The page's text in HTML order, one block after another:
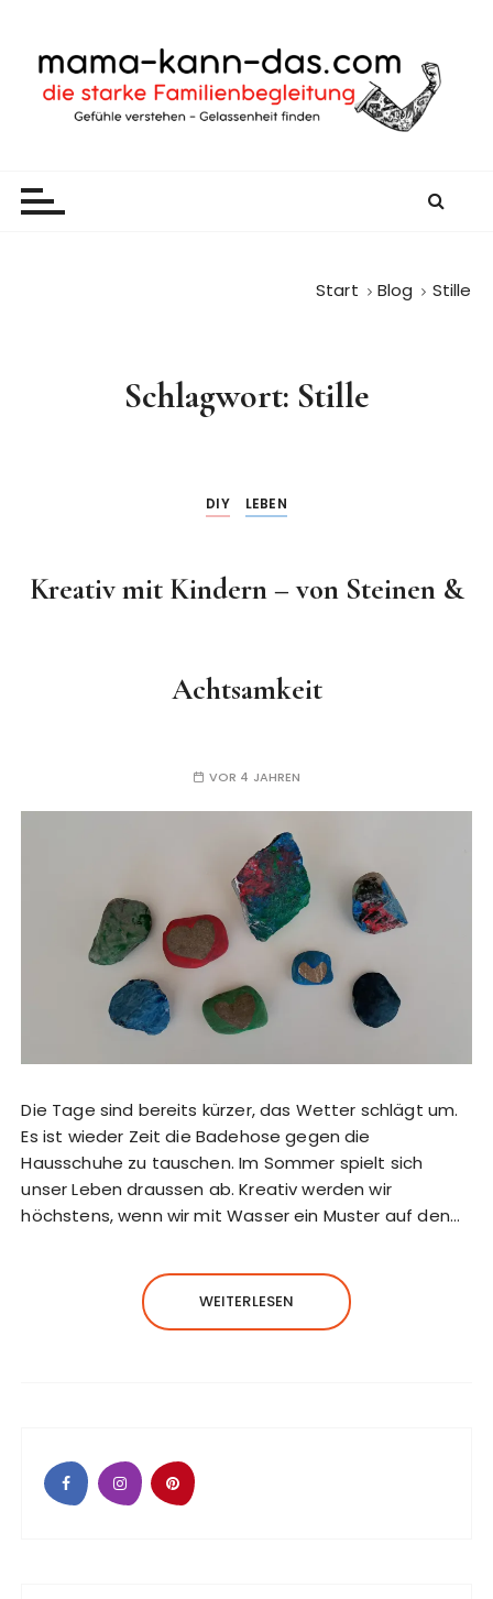
Start Blog Stille
Schlagwort: Stille
DIY LEBEN
Kreativ mit Kindern – von Steinen &
Achtsamkeit
VOR 4 JAHREN
Die Tage sind bereits kürzer, das Wetter schlägt um.
Es ist wieder Zeit die Badehose gegen die
Hausschuhe zu tauschen. Im Sommer spielt sich
unser Leben draussen ab. Kreativ werden wir
höchstens, wenn wir mit Wasser ein Muster auf den…
WEITERLESEN